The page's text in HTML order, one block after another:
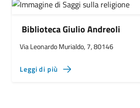
Biblioteca Giulio Andreoli
Via Leonardo Murialdo, 7, 80146
Leggi di più